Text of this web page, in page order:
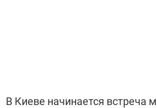
В Киеве начинается встреча